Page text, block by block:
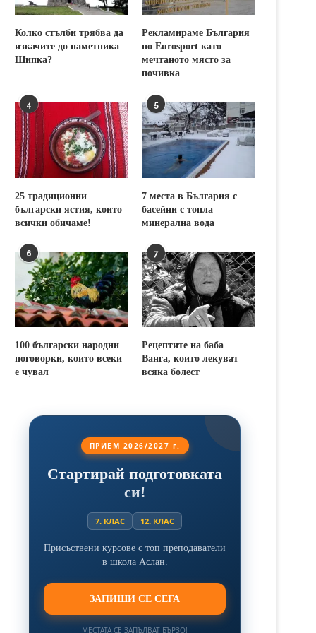
Колко стълби трябва да
изкачите до паметника
Шипка?
Рекламираме България
по Eurosport като
мечтаното място за
почивка
4
25 традиционни
български ястия, които
всички обичаме!
5
7 места в България с
басейни с топла
минерална вода
6
100 български народни
поговорки, които всеки
е чувал
7
Рецептите на баба
Ванга, които лекуват
всяка болест
ПРИЕМ 2026/2027 г.
Стартирай подготовката
си!
7. КЛАС 12. КЛАС
Присъствени курсове с топ преподаватели
в школа Аслан.
ЗАПИШИ СЕ СЕГА
МЕСТАТА СЕ ЗАПЪЛВАТ БЪРЗО!